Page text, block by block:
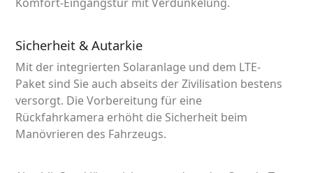
Sicherheit & Autarkie
Mit der integrierten Solaranlage und dem LTE-
Paket sind Sie auch abseits der Zivilisation bestens
versorgt. Die Vorbereitung für eine
Rückfahrkamera erhöht die Sicherheit beim
Manövrieren des Fahrzeugs.